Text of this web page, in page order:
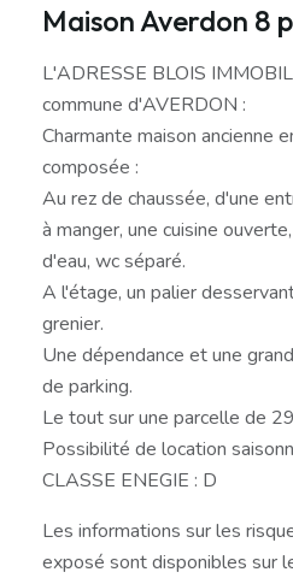
Maison Averdon 8
L'ADRESSE BLOIS
commune d'AVERDON :
Charmante maison ancienne
composée :
Au rez de chaussée, d'une
à manger, une cuisine
d'eau, wc séparé.
A l'étage, un palier
grenier.
Une dépendance et une
de parking.
Le tout sur une parcelle de
Possibilité de location
CLASSE ENEGIE : D
Les informations sur les
exposé sont disponibles sur